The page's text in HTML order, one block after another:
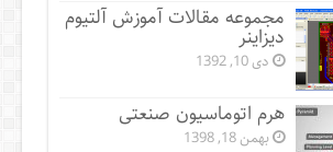
مجموعه مقالات آموزش آلتیوم
دیزاینر
دی 10, 1392
هرم اتوماسیون صنعتی
بهمن 18, 1398